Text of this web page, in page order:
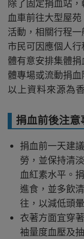
除了固定捐血站
血車前往大型屋
活動，相關行程
市民可因應個人
體有意安排集體
體專場或流動捐血
以上資料來源為
捐血前後注意
捐血前一天建
勞，並保持清
血紅素水平。
進食，並多飲
往，以減低頭
衣著方面宜穿
袖量度血壓及